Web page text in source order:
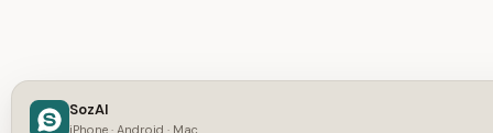
SozAI
iPhone · Android · Mac